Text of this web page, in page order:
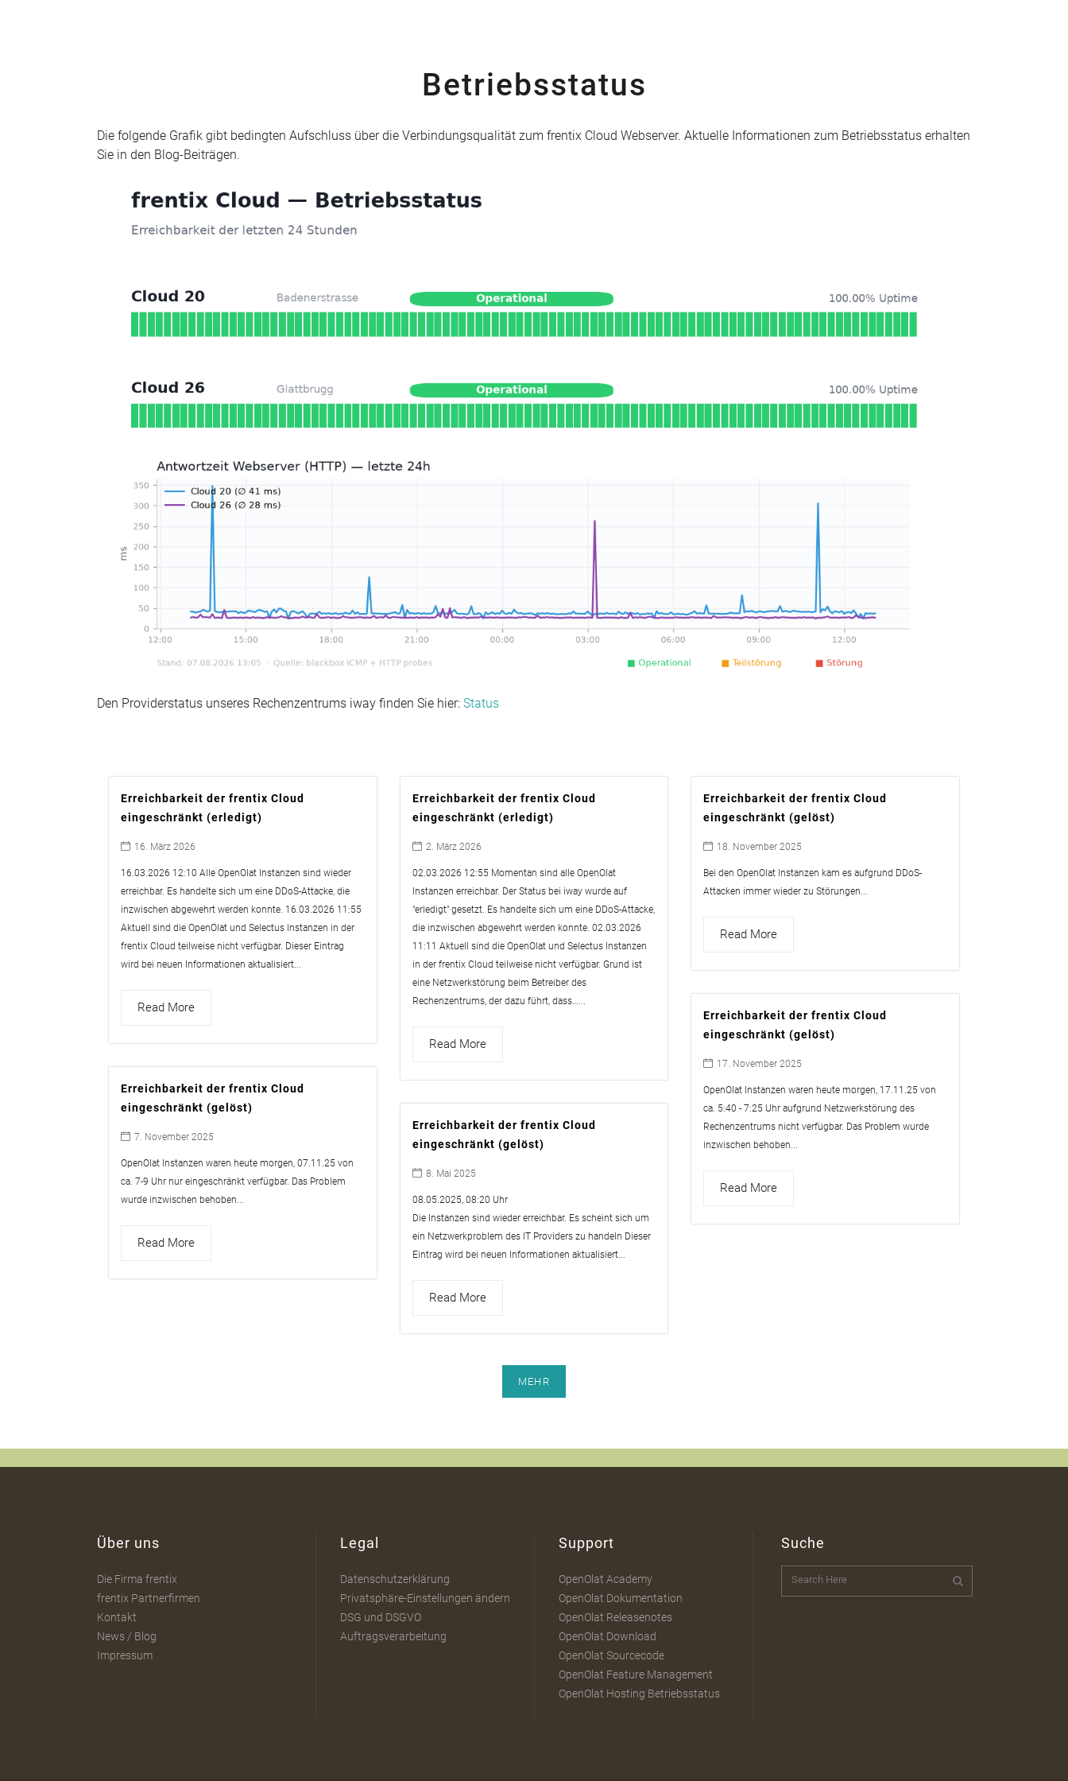
Betriebsstatus
Die folgende Grafik gibt bedingten Aufschluss über die Verbindungsqualität zum frentix Cloud Webserver. Aktuelle Informationen zum Betriebsstatus erhalten
Sie in den Blog-Beiträgen.
Den Providerstatus unseres Rechenzentrums iway finden Sie hier: Status
Erreichbarkeit der frentix Cloud
eingeschränkt (erledigt)
16. März 2026
16.03.2026 12:10 Alle OpenOlat Instanzen sind wieder
erreichbar. Es handelte sich um eine DDoS-Attacke, die
inzwischen abgewehrt werden konnte. 16.03.2026 11:55
Aktuell sind die OpenOlat und Selectus Instanzen in der
frentix Cloud teilweise nicht verfügbar. Dieser Eintrag
wird bei neuen Informationen aktualisiert...
Read More
Erreichbarkeit der frentix Cloud
eingeschränkt (erledigt)
2. März 2026
02.03.2026 12:55 Momentan sind alle OpenOlat
Instanzen erreichbar. Der Status bei iway wurde auf
"erledigt" gesetzt. Es handelte sich um eine DDoS-Attacke,
die inzwischen abgewehrt werden konnte. 02.03.2026
11:11 Aktuell sind die OpenOlat und Selectus Instanzen
in der frentix Cloud teilweise nicht verfügbar. Grund ist
eine Netzwerkstörung beim Betreiber des
Rechenzentrums, der dazu führt, dass…...
Read More
Erreichbarkeit der frentix Cloud
eingeschränkt (gelöst)
18. November 2025
Bei den OpenOlat Instanzen kam es aufgrund DDoS-
Attacken immer wieder zu Störungen...
Read More
Erreichbarkeit der frentix Cloud
eingeschränkt (gelöst)
17. November 2025
OpenOlat Instanzen waren heute morgen, 17.11.25 von
ca. 5:40 - 7:25 Uhr aufgrund Netzwerkstörung des
Rechenzentrums nicht verfügbar. Das Problem wurde
inzwischen behoben...
Read More
Erreichbarkeit der frentix Cloud
eingeschränkt (gelöst)
7. November 2025
OpenOlat Instanzen waren heute morgen, 07.11.25 von
ca. 7-9 Uhr nur eingeschränkt verfügbar. Das Problem
wurde inzwischen behoben...
Read More
Erreichbarkeit der frentix Cloud
eingeschränkt (gelöst)
8. Mai 2025
08.05.2025, 08:20 Uhr
Die Instanzen sind wieder erreichbar. Es scheint sich um
ein Netzwerkproblem des IT Providers zu handeln Dieser
Eintrag wird bei neuen Informationen aktualisiert...
Read More
MEHR
Über uns
Die Firma frentix
frentix Partnerfirmen
Kontakt
News / Blog
Impressum
Legal
Datenschutzerklärung
Privatsphäre-Einstellungen ändern
DSG und DSGVO
Auftragsverarbeitung
Support
OpenOlat Academy
OpenOlat Dokumentation
OpenOlat Releasenotes
OpenOlat Download
OpenOlat Sourcecode
OpenOlat Feature Management
OpenOlat Hosting Betriebsstatus
Suche